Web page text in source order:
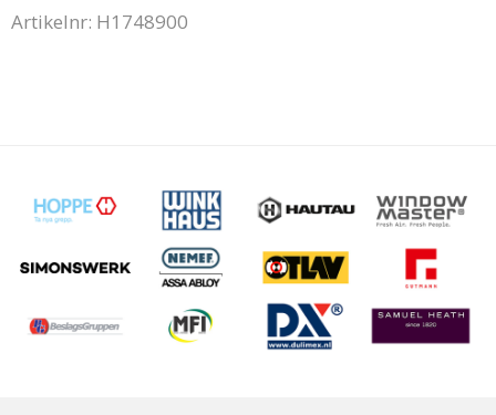
Artikelnr: H1748900